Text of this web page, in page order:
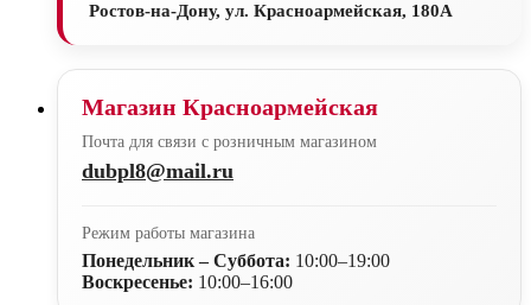
Ростов-на-Дону, ул. Красноармейская, 180А
Магазин Красноармейская
Почта для связи с розничным магазином
dubpl8@mail.ru
Режим работы магазина
Понедельник – Суббота: 10:00–19:00
Воскресенье: 10:00–16:00